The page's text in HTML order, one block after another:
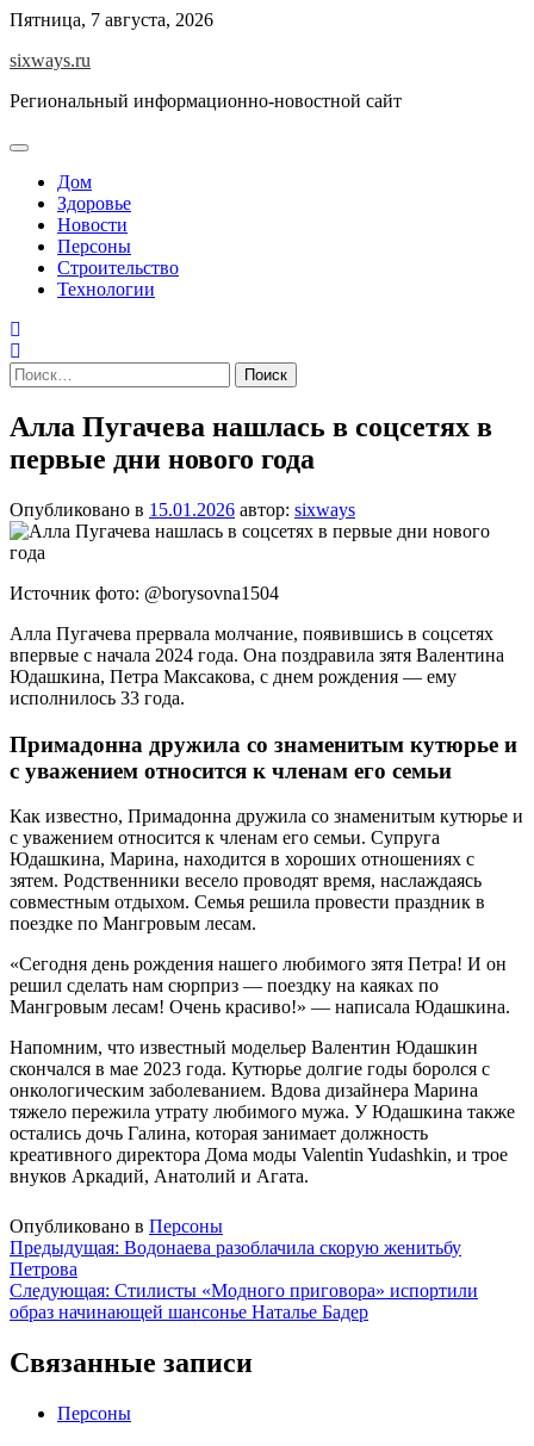
Перейти
содержимому
Пятница, 7 августа, 2026
sixways.ru
Региональный информационно-новостной сайт
Дом
Здоровье
Новости
Персоны
Строительство
Технологии
Найти:
Алла Пугачева нашлась в соцсетях в
первые дни нового года
Опубликовано в 15.01.2026 автор: sixways
Источник фото: @borysovna1504
Алла Пугачева прервала молчание, появившись в соцсетях
впервые с начала 2024 года. Она поздравила зятя Валентина
Юдашкина, Петра Максакова, с днем рождения — ему
исполнилось 33 года.
Примадонна дружила со знаменитым кутюрье и
с уважением относится к членам его семьи
Как известно, Примадонна дружила со знаменитым кутюрье и
с уважением относится к членам его семьи. Супруга
Юдашкина, Марина, находится в хороших отношениях с
зятем. Родственники весело проводят время, наслаждаясь
совместным отдыхом. Семья решила провести праздник в
поездке по Мангровым лесам.
«Сегодня день рождения нашего любимого зятя Петра! И он
решил сделать нам сюрприз — поездку на каяках по
Мангровым лесам! Очень красиво!» — написала Юдашкина.
Напомним, что известный модельер Валентин Юдашкин
скончался в мае 2023 года. Кутюрье долгие годы боролся с
онкологическим заболеванием. Вдова дизайнера Марина
тяжело пережила утрату любимого мужа. У Юдашкина также
остались дочь Галина, которая занимает должность
креативного директора Дома моды Valentin Yudashkin, и трое
внуков Аркадий, Анатолий и Агата.
Опубликовано в Персоны
Навигация
по
записям
Предыдущая: Водонаева разоблачила скорую женитьбу
Петрова
Следующая: Стилисты «Модного приговора» испортили
образ начинающей шансонье Наталье Бадер
Связанные записи
Персоны